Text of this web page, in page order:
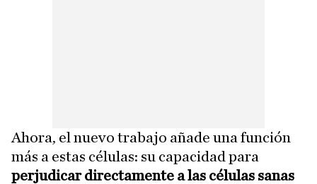
Ahora, el nuevo trabajo añade una función
más a estas células: su capacidad para
perjudicar directamente a las células sanas